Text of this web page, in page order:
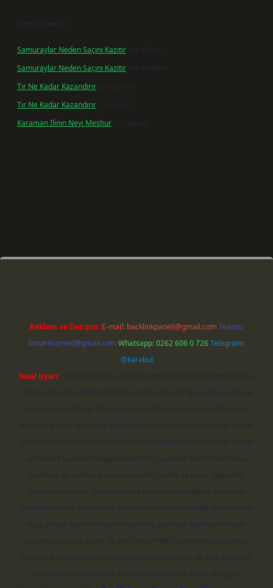
Son yorumlar
Samuraylar Neden Saçını Kazıtır için
admin
Samuraylar Neden Saçını Kazıtır için
Fadime
Tır Ne Kadar Kazandırır için
admin
Tır Ne Kadar Kazandırır için Sevim
Karaman Ilinin Neyi Meşhur için admin
Reklam ve İletişim: E-mail: backlinkpaneli@gmail.comTeams:
forumhizmeti@gmail.comWhatsapp: 0262 606 0 726Telegram:
@karabul
Yasal Uyarı: